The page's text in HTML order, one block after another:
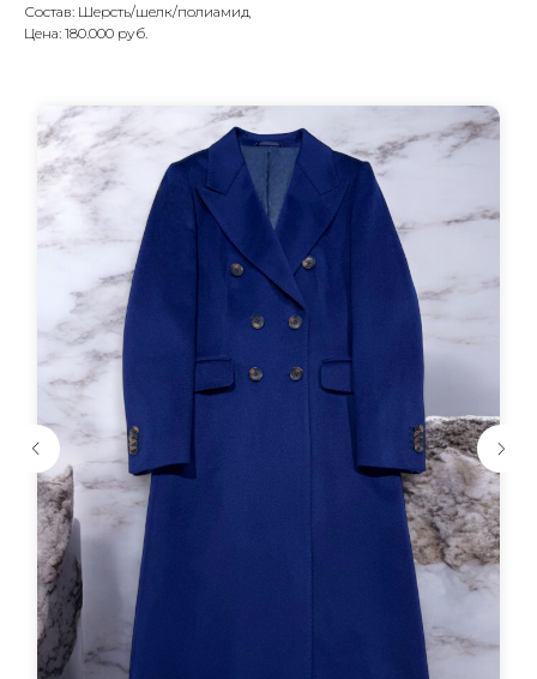
Состав: Шерсть/шелк/полиамид
Цена: 180.000 руб.